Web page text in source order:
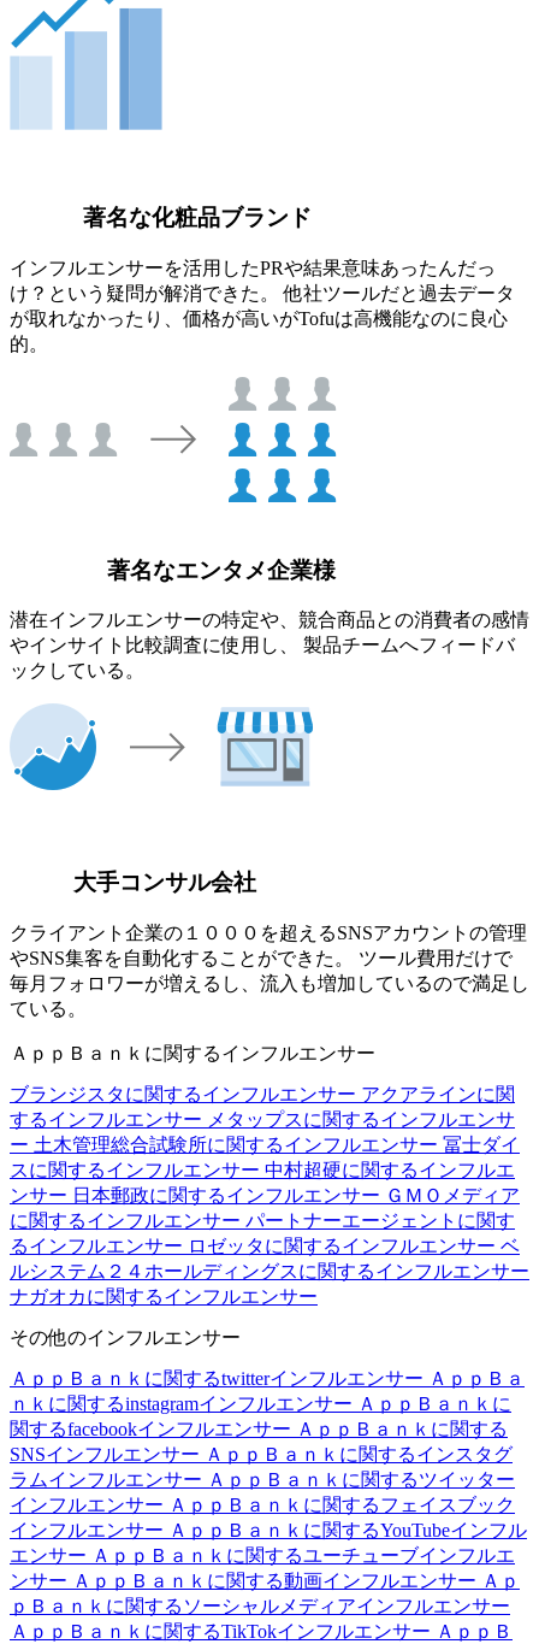
著名な化粧品ブランド
インフルエンサーを活用したPRや結果意味あったんだっ
け？という疑問が解消できた。 他社ツールだと過去データ
が取れなかったり、価格が高いがTofuは高機能なのに良心
的。
著名なエンタメ企業様
潜在インフルエンサーの特定や、競合商品との消費者の感情
やインサイト比較調査に使用し、 製品チームへフィードバ
ックしている。
大手コンサル会社
クライアント企業の１０００を超えるSNSアカウントの管理
やSNS集客を自動化することができた。 ツール費用だけで
毎月フォロワーが増えるし、流入も増加しているので満足し
ている。
ＡｐｐＢａｎｋに関するインフルエンサー
ブランジスタに関するインフルエンサー アクアラインに関
するインフルエンサー メタップスに関するインフルエンサ
ー 土木管理総合試験所に関するインフルエンサー 冨士ダイ
スに関するインフルエンサー 中村超硬に関するインフルエ
ンサー 日本郵政に関するインフルエンサー ＧＭＯメディア
に関するインフルエンサー パートナーエージェントに関す
るインフルエンサー ロゼッタに関するインフルエンサー ベ
ルシステム２４ホールディングスに関するインフルエンサー
ナガオカに関するインフルエンサー
その他のインフルエンサー
ＡｐｐＢａｎｋに関するtwitterインフルエンサー ＡｐｐＢａ
ｎｋに関するinstagramインフルエンサー ＡｐｐＢａｎｋに
関するfacebookインフルエンサー ＡｐｐＢａｎｋに関する
SNSインフルエンサー ＡｐｐＢａｎｋに関するインスタグ
ラムインフルエンサー ＡｐｐＢａｎｋに関するツイッター
インフルエンサー ＡｐｐＢａｎｋに関するフェイスブック
インフルエンサー ＡｐｐＢａｎｋに関するYouTubeインフル
エンサー ＡｐｐＢａｎｋに関するユーチューブインフルエ
ンサー ＡｐｐＢａｎｋに関する動画インフルエンサー Ａｐ
ｐＢａｎｋに関するソーシャルメディアインフルエンサー
ＡｐｐＢａｎｋに関するTikTokインフルエンサー ＡｐｐＢ